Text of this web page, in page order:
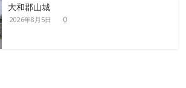
大和郡山城
2026年8月5日 0